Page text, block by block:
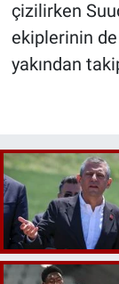
çizilirken
ekiplerinin
yakından